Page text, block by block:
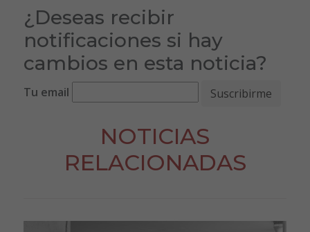
¿Deseas recibir
notificaciones si hay
cambios en esta noticia?
Tu email
NOTICIAS
RELACIONADAS